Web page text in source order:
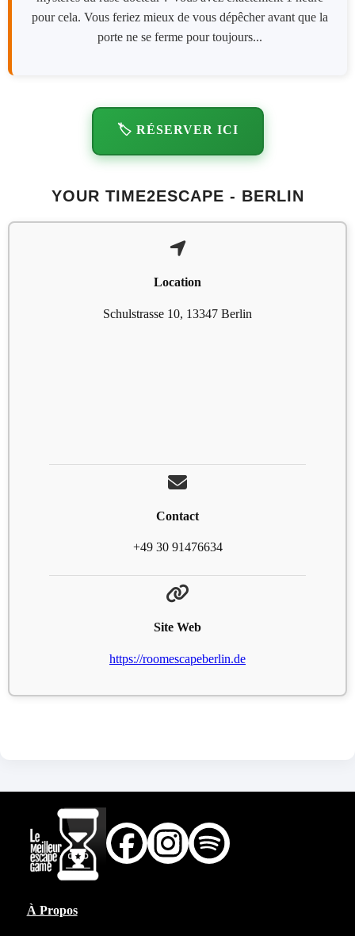
pour cela. Vous feriez mieux de vous dépêcher avant que la
porte ne se ferme pour toujours...
🏷️ RÉSERVER ICI
YOUR TIME2ESCAPE - BERLIN
Location
Schulstrasse 10, 13347 Berlin
Contact
+49 30 91476634
Site Web
https://roomescapeberlin.de
À Propos